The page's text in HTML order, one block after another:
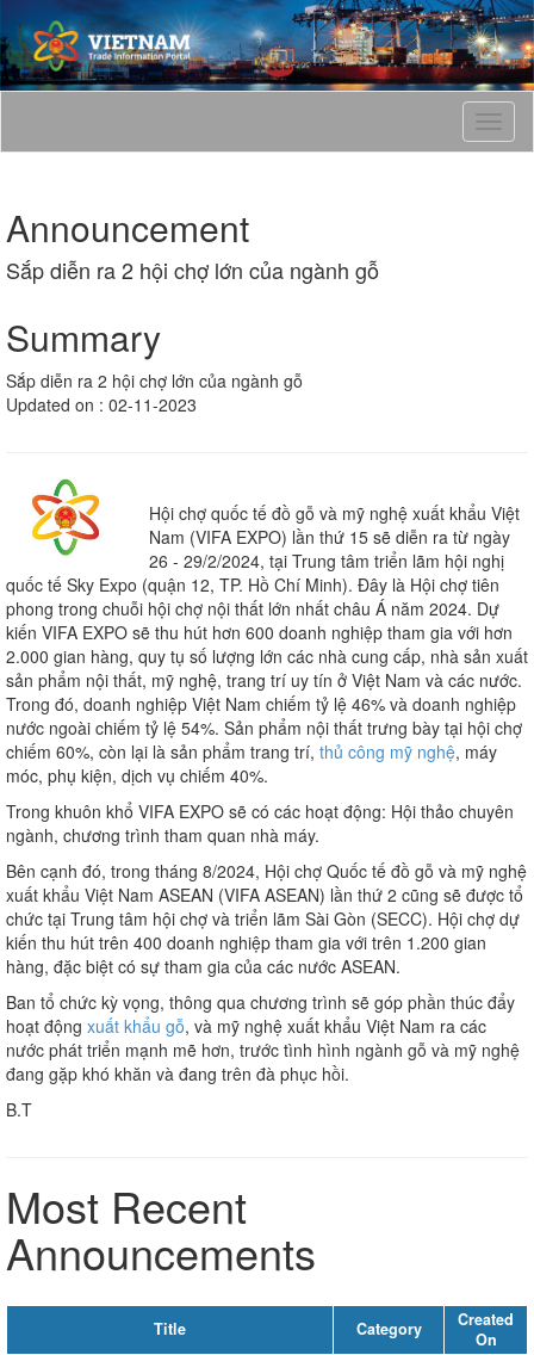
T
o
Announcement
Sắp diễn ra 2 hội chợ lớn của ngành gỗ
Summary
Sắp diễn ra 2 hội chợ lớn của ngành gỗ
Updated on : 02-11-2023
Hội chợ quốc tế đồ gỗ và mỹ nghệ xuất khẩu Việt
Nam (VIFA EXPO) lần thứ 15 sẽ diễn ra từ ngày
26 - 29/2/2024, tại Trung tâm triển lãm hội nghị
quốc tế Sky Expo (quận 12, TP. Hồ Chí Minh). Đây là Hội chợ tiên
phong trong chuỗi hội chợ nội thất lớn nhất châu Á năm 2024. Dự
kiến VIFA EXPO sẽ thu hút hơn 600 doanh nghiệp tham gia với hơn
2.000 gian hàng, quy tụ số lượng lớn các nhà cung cấp, nhà sản xuất
sản phẩm nội thất, mỹ nghệ, trang trí uy tín ở Việt Nam và các nước.
Trong đó, doanh nghiệp Việt Nam chiếm tỷ lệ 46% và doanh nghiệp
nước ngoài chiếm tỷ lệ 54%. Sản phẩm nội thất trưng bày tại hội chợ
chiếm 60%, còn lại là sản phẩm trang trí, thủ công mỹ nghệ, máy
móc, phụ kiện, dịch vụ chiếm 40%.
Trong khuôn khổ VIFA EXPO sẽ có các hoạt động: Hội thảo chuyên
ngành, chương trình tham quan nhà máy.
Bên cạnh đó, trong tháng 8/2024, Hội chợ Quốc tế đồ gỗ và mỹ nghệ
xuất khẩu Việt Nam ASEAN (VIFA ASEAN) lần thứ 2 cũng sẽ được tổ
chức tại Trung tâm hội chợ và triển lãm Sài Gòn (SECC). Hội chợ dự
kiến thu hút trên 400 doanh nghiệp tham gia với trên 1.200 gian
hàng, đặc biệt có sự tham gia của các nước ASEAN.
Ban tổ chức kỳ vọng, thông qua chương trình sẽ góp phần thúc đẩy
hoạt động xuất khẩu gỗ, và mỹ nghệ xuất khẩu Việt Nam ra các
nước phát triển mạnh mẽ hơn, trước tình hình ngành gỗ và mỹ nghệ
đang gặp khó khăn và đang trên đà phục hồi.
B.T
Most Recent
Announcements
Title Category
Created
On